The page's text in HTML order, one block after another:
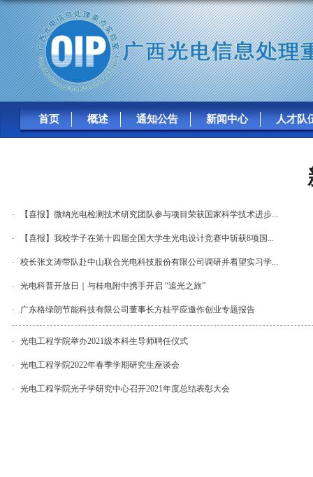
广西光电信息处理重点实验
首页 概述 通知公告 新闻中心 人才队
· 【喜报】微纳光电检测技术研究团队参与项目荣获国家科学技术进步...
· 【喜报】我校学子在第十四届全国大学生光电设计竞赛中斩获8项国...
· 校长张文涛带队赴中山联合光电科技股份有限公司调研并看望实习学...
· 光电科普开放日｜与桂电附中携手开启 “追光之旅”
· 广东格绿朗节能科技有限公司董事长方桂平应邀作创业专题报告
· 光电工程学院举办2021级本科生导师聘任仪式
· 光电工程学院2022年春季学期研究生座谈会
· 光电工程学院光子学研究中心召开2021年度总结表彰大会